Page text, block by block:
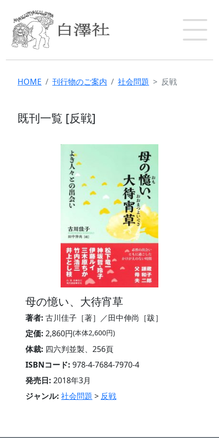
HOME 刊行物のご案内 社会問題 反戦
既刊一覧 [反戦]
母の憶い、大待宵草
著者: 古川佳子［著］／田中伸尚［跋］
定価: 2,860円(本体2,600円)
体裁: 四六判並製、256頁
ISBNコード: 978-4-7684-7970-4
発売日: 2018年3月
ジャンル: 社会問題 > 反戦